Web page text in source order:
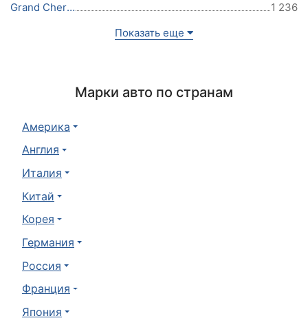
Grand Cherokee
1 236
Показать еще
Марки авто по странам
Америка
Англия
Италия
Китай
Корея
Германия
Россия
Франция
Япония